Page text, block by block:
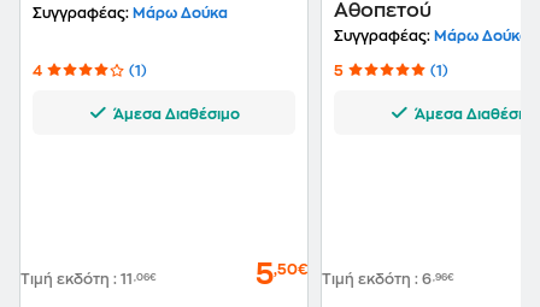
Συγγραφέας: Μάρω Δούκα
4 (1)
Άμεσα Διαθέσιμο
Τιμή εκδότη : 11,06€ 5,50€
Αθοπετού
Συγγραφέας: Μάρω Δούκα
5 (1)
Άμεσα Διαθέσιμο
Τιμή εκδότη : 6,96€